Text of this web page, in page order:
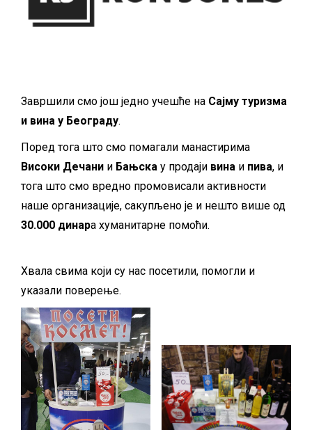
Завршили смо још једно учешће на Сајму туризма
и вина у Београду.
Поред тога што смо помагали манастирима
Високи Дечани и Бањска у продаји вина и пива, и
тога што смо вредно промовисали активности
наше организације, сакупљено је и нешто више од
30.000 динара хуманитарне помоћи.
Хвала свима који су нас посетили, помогли и
указали поверење.